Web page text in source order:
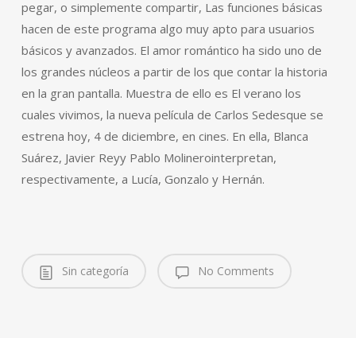
pegar, o simplemente compartir, Las funciones básicas
hacen de este programa algo muy apto para usuarios
básicos y avanzados. El amor romántico ha sido uno de
los grandes núcleos a partir de los que contar la historia
en la gran pantalla. Muestra de ello es El verano los
cuales vivimos, la nueva película de Carlos Sedesque se
estrena hoy, 4 de diciembre, en cines. En ella, Blanca
Suárez, Javier Reyy Pablo Molinerointerpretan,
respectivamente, a Lucía, Gonzalo y Hernán.
Sin categoría No Comments